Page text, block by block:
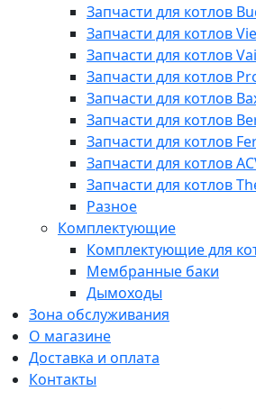
Запчасти для котлов
Запчасти для котлов
Запчасти для котлов
Запчасти для котлов
Запчасти для котлов
Запчасти для котлов
Запчасти для котлов
Запчасти для котлов
Запчасти для котлов
Разное
Комплектующие
Комплектующие для
Мембранные баки
Дымоходы
Зона обслуживания
О магазине
Доставка и оплата
Контакты